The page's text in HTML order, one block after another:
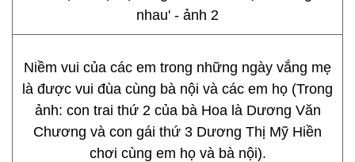
Niềm vui của các em trong những ngày vắng mẹ
là được vui đùa cùng bà nội và các em họ (Trong
ảnh: con trai thứ 2 của bà Hoa là Dương Văn
Chương và con gái thứ 3 Dương Thị Mỹ Hiền
chơi cùng em họ và bà nội).